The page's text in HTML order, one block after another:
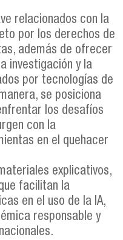
relacionados con la
por los derechos de
además de ofrecer
investigación y la
por tecnologías de
se posiciona
los desafíos
con la
en el quehacer
explicativos,
facilitan la
en el uso de la IA,
responsable y